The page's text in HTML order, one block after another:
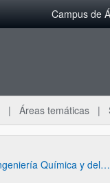
Campus de
Áreas temáticas
Departamento de Ingeniería Química y del Medio Ambiente